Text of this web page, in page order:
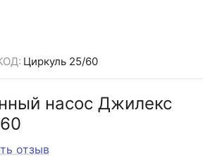
Циркуль 25/60
насос Джилекс
отзыв